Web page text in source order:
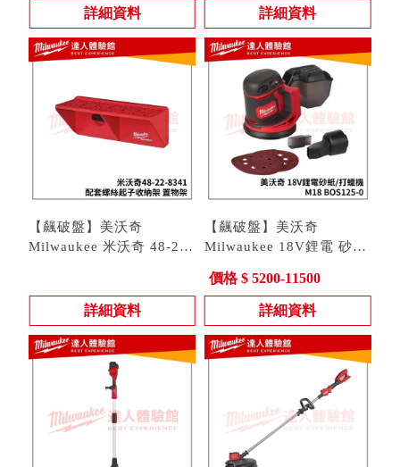
詳細資料 詳細資料
【飆破盤】美沃奇
Milwaukee 米沃奇 48-22-
詳細資料
【飆破盤】美沃奇
Milwaukee 18V鋰電 砂紙
可調速 拋光機 研磨機
價格 $ 5200-11500
詳細資料